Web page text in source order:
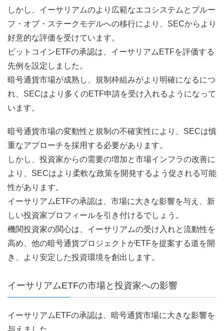
しかし、イーサリアムのより広範なエコシステムとプルー
フ・オブ・ステークモデルへの移行により、SECからより
好意的な評価を受けています。
ビットコインETFの承認は、イーサリアムETFを評価する
先例を設定しました。
暗号通貨市場が成熟し、規制枠組みがより明確になるにつ
れ、SECはより多くのETF申請を受け入れるようになって
います。
暗号通貨市場の変動性と規制の不確実性により、SECは慎
重なアプローチを採用する必要があります。
しかし、投資家からの需要の増加と市場インフラの改善に
より、SECはより柔軟な政策を開発するよう促される可能
性があります。
イーサリアムETFの承認は、市場に大きな影響を与え、新
しい投資家プロフィールを引き付けるでしょう。
機関投資家の関心は、イーサリアムの受け入れと流動性を
高め、他の暗号通貨プロジェクトがETFを提案する道を開
き、より安定した投資環境を創出します。
イーサリアムETFの市場と投資家への影響
イーサリアムETFの承認は、暗号通貨市場に大きな影響を
与えました。